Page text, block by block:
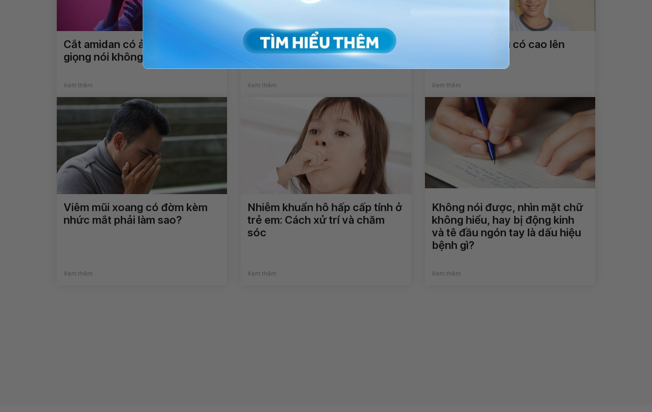
Cắt amidan có ảnh hưởng đến
giọng nói không?
Xem thêm
Mảnh xương ngón tay bị gãy
có liền lại được không?
Xem thêm
Qua tuổi dậy thì có cao lên
Xem thêm
Viêm mũi xoang có đờm kèm
nhức mắt phải làm sao?
Xem thêm
Nhiễm khuẩn hô hấp cấp tính ở
trẻ em: Cách xử trí và chăm
sóc
Xem thêm
Không nói được, nhìn mặt chữ
không hiểu, hay bị động kinh
và tê đầu ngón tay là dấu hiệu
bệnh gì?
Xem thêm